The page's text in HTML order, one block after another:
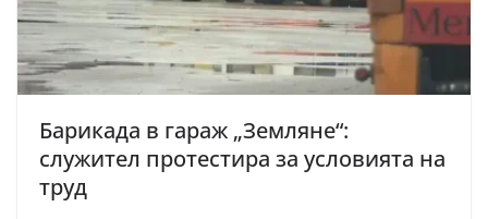
Барикада в гараж „Земляне“:
служител протестира за условията на
труд